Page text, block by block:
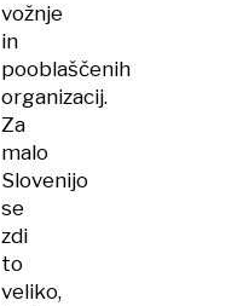
vožnje
in
pooblaščenih
organizacij.
Za
malo
Slovenijo
se
zdi
to
veliko,